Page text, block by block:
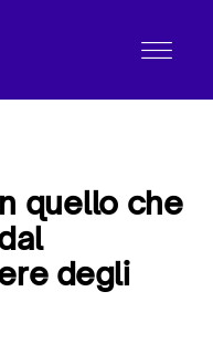
quello che
degli